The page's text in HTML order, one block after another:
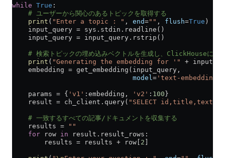
while True :
    # ユーザーから関心のあるトピックを取得する
    print
( "Enter a topic : " , end="" , flush=True )
    input_query
= sys.stdin.readline()
    input_query
= input_query.rstrip()
# 検索トピックの埋め込みベクトルを生成し、ClickHouseにク
    print
( "Generating the embedding for '" +
    embedding
= get_embedding(input_query,
                              model
= 'text-
    params
= { 'v1' :embedding, 'v2' : 100 }
    result
= ch_client.query( "SELECT id,title,text
    # 一致するすべての記事/ドキュメントを収集する
    results
= ""
    for
row in result.result_rows:
        results
= results + row[ 2